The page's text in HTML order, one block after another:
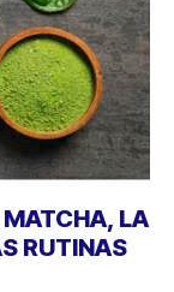
LA
RUTINAS